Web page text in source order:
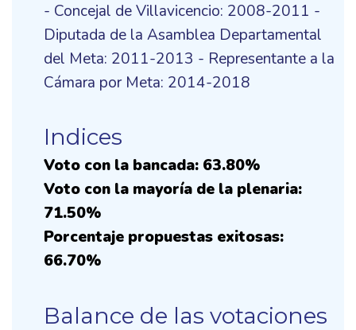
- Concejal de Villavicencio: 2008-2011 -
Diputada de la Asamblea Departamental
del Meta: 2011-2013 - Representante a la
Cámara por Meta: 2014-2018
Indices
Voto con la bancada: 63.80%
Voto con la mayoría de la plenaria:
71.50%
Porcentaje propuestas exitosas:
66.70%
Balance de las votaciones